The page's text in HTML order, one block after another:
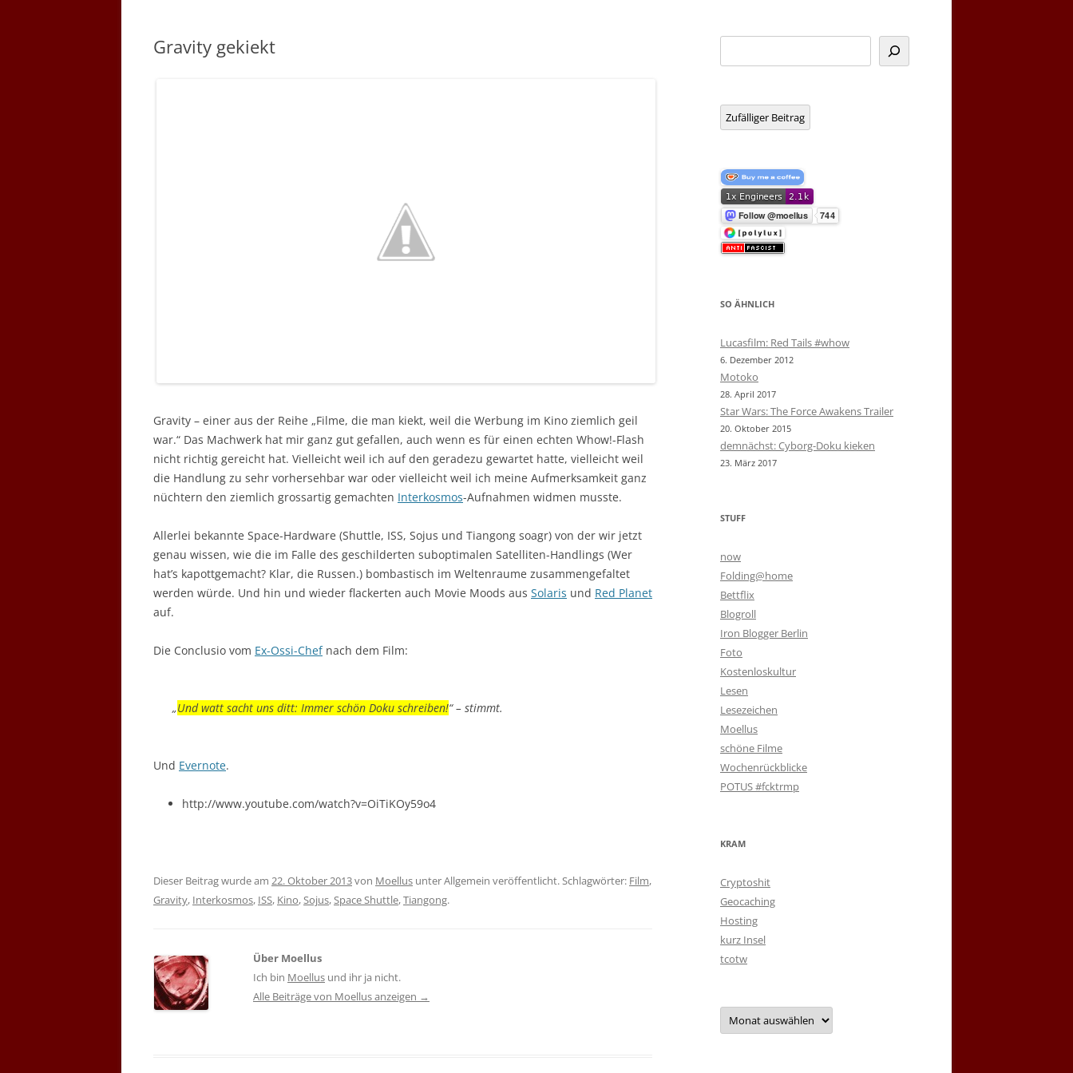
Gravity gekiekt
Gravity – einer aus der Reihe „Filme, die man kiekt, weil die Werbung im Kino ziemlich geil
war.“ Das Machwerk hat mir ganz gut gefallen, auch wenn es für einen echten Whow!-Flash
nicht richtig gereicht hat. Vielleicht weil ich auf den geradezu gewartet hatte, vielleicht weil
die Handlung zu sehr vorhersehbar war oder vielleicht weil ich meine Aufmerksamkeit ganz
nüchtern den ziemlich grossartig gemachten Interkosmos-Aufnahmen widmen musste.
Allerlei bekannte Space-Hardware (Shuttle, ISS, Sojus und Tiangong soagr) von der wir jetzt
genau wissen, wie die im Falle des geschilderten suboptimalen Satelliten-Handlings (Wer
hat’s kapottgemacht? Klar, die Russen.) bombastisch im Weltenraume zusammengefaltet
werden würde. Und hin und wieder flackerten auch Movie Moods aus Solaris und Red Planet
auf.
Die Conclusio vom Ex-Ossi-Chefnach dem Film:
„Und watt sacht uns ditt: Immer schön Doku schreiben!“ – stimmt.
Und Evernote.
http://www.youtube.com/watch?v=OiTiKOy59o4
Dieser Beitrag wurde am 22. Oktober 2013von Moellus unter Allgemein veröffentlicht. Schlagwörter: Film,
Gravity, Interkosmos, ISS, Kino,Sojus,Space Shuttle,Tiangong.
Über Moellus
Ich bin Moellus und ihr ja nicht.
Alle Beiträge von Moellus anzeigen →
Zufälliger Beitrag
SO ÄHNLICH
Lucasfilm: Red Tails #whow
6. Dezember 2012
Motoko
28. April 2017
Star Wars: The Force Awakens Trailer
20. Oktober 2015
demnächst: Cyborg-Doku kieken
23. März 2017
STUFF
now
Folding@home
Bettflix
Blogroll
Iron Blogger Berlin
Foto
Kostenloskultur
Lesen
Lesezeichen
Moellus
schöne Filme
Wochenrückblicke
POTUS #fcktrmp
KRAM
Cryptoshit
Geocaching
Hosting
kurz Insel
tcotw
Archiv